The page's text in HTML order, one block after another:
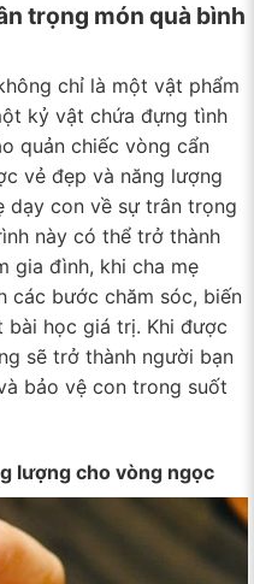
trọng món quà bình
chỉ là một vật phẩm
kỷ vật chứa đựng tình
quản chiếc vòng cẩn
vẻ đẹp và năng lượng
dạy con về sự trân trọng
này có thể trở thành
gia đình, khi cha mẹ
các bước chăm sóc, biến
bài học giá trị. Khi được
sẽ trở thành người bạn
bảo vệ con trong suốt
lượng cho vòng ngọc